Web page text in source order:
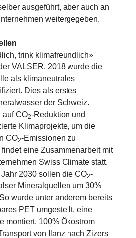
ausgeführt, aber auch an
weitergegeben.
trink klimafreundlich»
VALSER. 2018 wurde die
als klimaneutrales
Dies als erstes
der Schweiz.
auf CO2-Reduktion und
Klimaprojekte, um die
CO2-Emissionen zu
eine Zusammenarbeit mit
Swiss Climate statt.
2030 sollen die CO2-
Mineralquellen um 30%
wurde unter anderem bereits
PET umgestellt, eine
montiert, 100% Ökostrom
von Ilanz nach Zizers